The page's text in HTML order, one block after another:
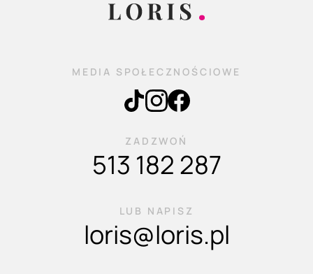
MEDIA SPOŁECZNOŚCIOWE
ZADZWOŃ
513 182 287
LUB NAPISZ
loris@loris.pl